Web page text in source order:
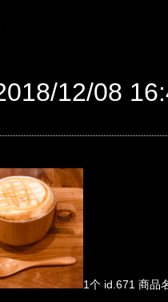
12/08
1个 id.671 商品